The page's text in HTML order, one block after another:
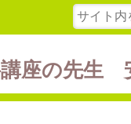
座の先生